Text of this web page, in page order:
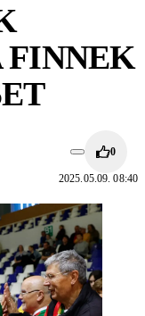
FINNEK
0
2025.05.09. 08:40